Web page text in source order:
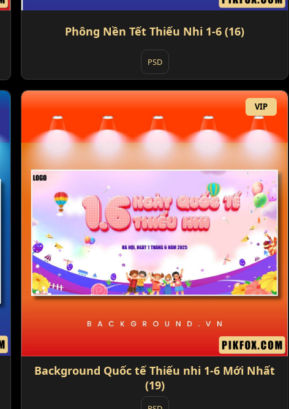
Phông Nền Tết Thiếu Nhi 1-6 (16)
PSD
VIP
Background Quốc tế Thiếu nhi 1-6 Mới Nhất
(19)